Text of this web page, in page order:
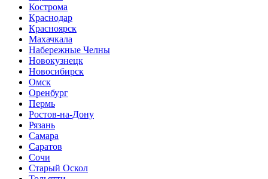
Кострома
Краснодар
Красноярск
Махачкала
Набережные Челны
Новокузнецк
Новосибирск
Омск
Оренбург
Пермь
Ростов-на-Дону
Рязань
Самара
Саратов
Сочи
Старый Оскол